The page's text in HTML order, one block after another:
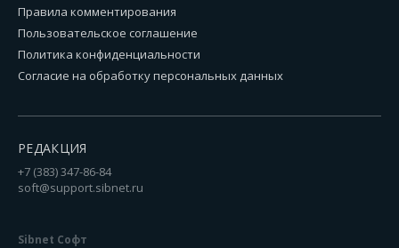
Правила комментирования
Пользовательское соглашение
Политика конфиденциальности
Согласие на обработку персональных данных
РЕДАКЦИЯ
+7 (383) 347-86-84
soft@support.sibnet.ru
Sibnet Софт